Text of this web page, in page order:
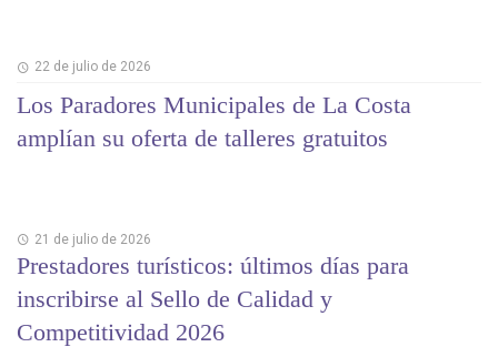
22 de julio de 2026
Los Paradores Municipales de La Costa
amplían su oferta de talleres gratuitos
21 de julio de 2026
Prestadores turísticos: últimos días para
inscribirse al Sello de Calidad y
Competitividad 2026